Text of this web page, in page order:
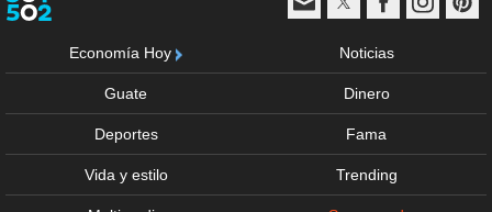
Economía Hoy Noticias
Guate Dinero
Deportes Fama
Vida y estilo Trending